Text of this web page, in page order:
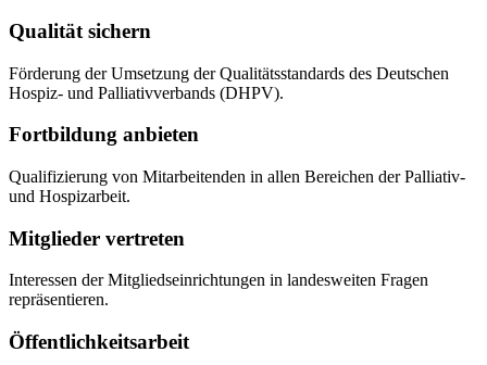
Qualität sichern
Förderung der Umsetzung der Qualitätsstandards des Deutschen
Hospiz- und Palliativverbands (DHPV).
Fortbildung anbieten
Qualifizierung von Mitarbeitenden in allen Bereichen der Palliativ-
und Hospizarbeit.
Mitglieder vertreten
Interessen der Mitgliedseinrichtungen in landesweiten Fragen
repräsentieren.
Öffentlichkeitsarbeit